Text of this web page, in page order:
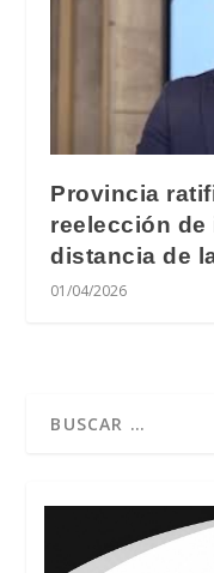
Provincia
reelección
distancia de
01/04/2026